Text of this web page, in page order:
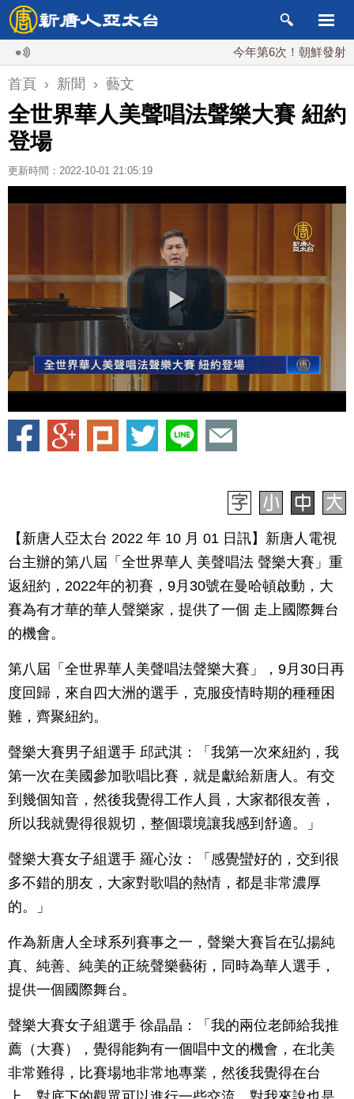
今年第6次！朝鮮發射彈道導
首頁 › 新聞 › 藝文
全世界華人美聲唱法聲樂大賽 紐約
登場
更新時間：2022-10-01 21:05:19
【新唐人亞太台 2022 年 10 月 01 日訊】新唐人電視
台主辦的第八屆「全世界華人 美聲唱法 聲樂大賽」重
返紐約，2022年的初賽，9月30號在曼哈頓啟動，大
賽為有才華的華人聲樂家，提供了一個 走上國際舞台
的機會。
第八屆「全世界華人美聲唱法聲樂大賽」，9月30日再
度回歸，來自四大洲的選手，克服疫情時期的種種困
難，齊聚紐約。
聲樂大賽男子組選手 邱武淇：「我第一次來紐約，我
第一次在美國參加歌唱比賽，就是獻給新唐人。有交
到幾個知音，然後我覺得工作人員，大家都很友善，
所以我就覺得很親切，整個環境讓我感到舒適。」
聲樂大賽女子組選手 羅心汝：「感覺蠻好的，交到很
多不錯的朋友，大家對歌唱的熱情，都是非常濃厚
的。」
作為新唐人全球系列賽事之一，聲樂大賽旨在弘揚純
真、純善、純美的正統聲樂藝術，同時為華人選手，
提供一個國際舞台。
聲樂大賽女子組選手 徐晶晶：「我的兩位老師給我推
薦（大賽），覺得能夠有一個唱中文的機會，在北美
非常難得，比賽場地非常地專業，然後我覺得在台